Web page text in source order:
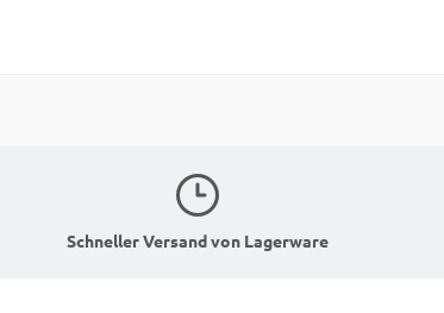
Schneller Versand von Lagerware